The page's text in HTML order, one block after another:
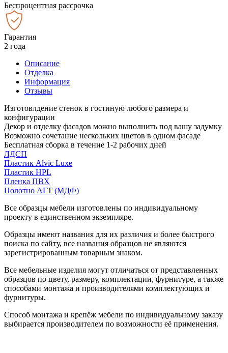
Беспроцентная рассрочка
Гарантия
2 года
Описание
Отделка
Информация
Отзывы
Изготовлдение стенок в гостиную любого размера и
конфигурации
Декор и отделку фасадов можно выполнить под вашу задумку
Возможно сочетание нескольких цветов в одном фасаде
Бесплатная сборка в течение 1-2 рабочих дней
ЛДСП
Пластик Alvic Luxe
Пластик HPL
Пленка ПВХ
Полотно АГТ (МДФ)
Все образцы мебели изготовлены по индивидуальному
проекту в единственном экземпляре.
Образцы имеют названия для их различия и более быстрого
поиска по сайту, все названия образцов не являются
зарегистрированным товарным знаком.
Все мебельные изделия могут отличаться от представленных
образцов по цвету, размеру, комплектации, фурнитуре, а также
способами монтажа и производителями комплектующих и
фурнитуры.
Способ монтажа и крепёж мебели по индивидуальному заказу
выбирается производителем по возможности её применения.